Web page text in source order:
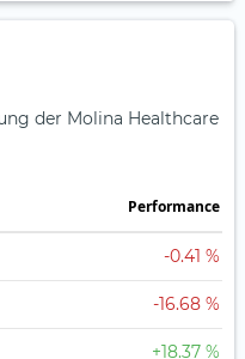
der Molina Healthcare
Perfor­mance
-0.41 %
-16.68 %
+18.37 %